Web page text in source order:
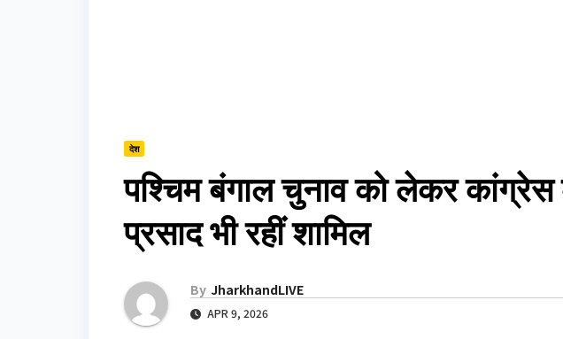
देश
पश्चिम बंगाल चुनाव को लेकर कांग्रेस
प्रसाद भी रहीं शामिल
By JharkhandLIVE
APR 9, 2026